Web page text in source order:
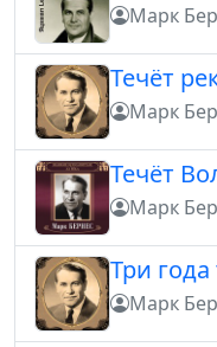
Марк
Течёт
Марк
Течёт
Марк
Три
Марк